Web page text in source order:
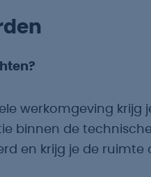
werkomgeving krijg
binnen de
en krijg je de ruimte